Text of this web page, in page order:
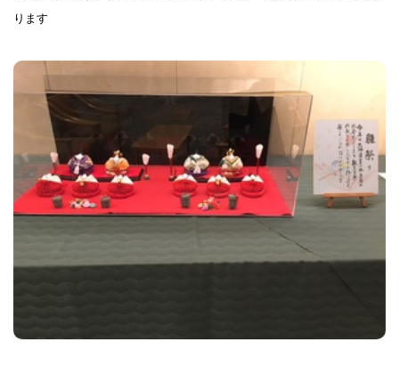
ります